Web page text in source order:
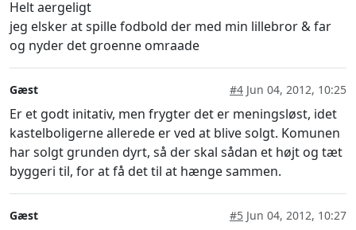
Helt aergeligt
jeg elsker at spille fodbold der med min lillebror & far
og nyder det groenne omraade
Gæst #4 Jun 04, 2012, 10:25
Er et godt initativ, men frygter det er meningsløst, idet
kastelboligerne allerede er ved at blive solgt. Komunen
har solgt grunden dyrt, så der skal sådan et højt og tæt
byggeri til, for at få det til at hænge sammen.
Gæst #5 Jun 04, 2012, 10:27